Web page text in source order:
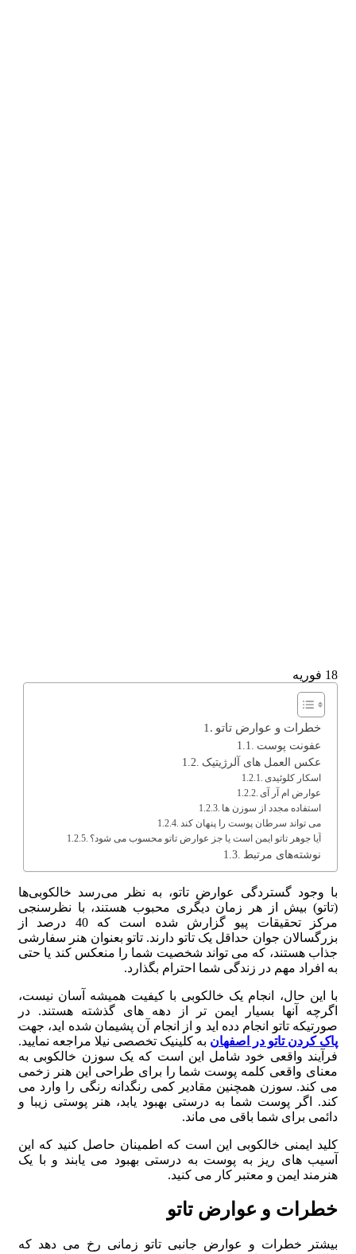
18 فوریه
خطرات و عوارض تاتو
عفونت پوست
عکس العمل های آلرژیتیک
اسکار کلوئیدی
عوارض ام آر آی
استفاده مجدد از سوزن ها
می تواند سرطان پوست را پنهان کند
آیا جوهر تاتو ایمن است یا جز عوارض تاتو محسوب می شود؟
نوشته‌های مرتبط
با وجود گستردگی عوارض تاتو، به نظر می‌رسد خالکوبی‌ها
(تاتو) بیش از هر زمان دیگری محبوب هستند، با نظرسنجی
مرکز تحقیقات پیو گزارش شده است که 40 درصد از
بزرگسالان جوان حداقل یک تاتو دارند. تاتو بعنوان هنر سفارشی
جذاب هستند، که می تواند شخصیت شما را منعکس کند یا حتی
به افراد مهم در زندگی شما احترام بگذارد.
با این حال، انجام یک خالکوبی با کیفیت همیشه آسان نیست،
اگرچه آنها بسیار ایمن تر از دهه های گذشته هستند. در
صورتیکه تاتو انجام دده اید و از انجام آن پشیمان شده اید، جهت
پاک کردن تاتو در اصفهان به کلینیک تخصصی نیلا مراجعه نمایید.
فرآیند واقعی خود شامل این است که یک سوزن خالکوبی به
معنای واقعی کلمه پوست شما را برای طراحی این هنر زخمی
می کند. سوزن همچنین مقادیر کمی رنگدانه رنگی را وارد می
کند. اگر پوست شما به درستی بهبود یابد، هنر پوستی زیبا و
دائمی برای شما باقی می ماند.
کلید ایمنی خالکوبی این است که اطمینان حاصل کنید که این
آسیب های ریز به پوست به درستی بهبود می یابند و با یک
هنرمند ایمن و معتبر کار می کنید.
خطرات و عوارض تاتو
بیشتر خطرات و عوارض جانبی تاتو زمانی رخ می دهد که